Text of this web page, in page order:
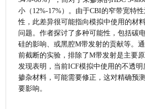
小（12%-17%）。由于CBI的窄带宽特
性，此差异很可能指向模拟中使用的材
问题。作者探讨了多种可能性，包括碳
硅的影响、或黑腔M带发射的贡献等。
前截断的实验，排除了M带发射是主要
发现表明，当前ICF模拟中使用的不透
掺杂材料，可能需要修正，这对精确预
要影响。